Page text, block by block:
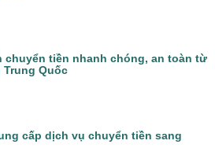
chuyển tiền nhanh chóng, an toàn từ
Trung Quốc
cấp dịch vụ chuyển tiền sang